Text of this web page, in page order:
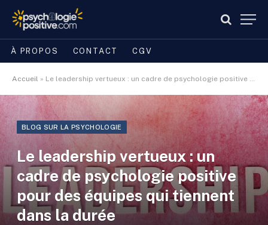
À PROPOS CONTACT CGV
Accueil » Le leadership vertueux : un cadre de psychologie positive pour des équipes qui tiennent dans la durée
BLOG SUR LA PSYCHOLOGIE
Le leadership vertueux : un
cadre de psychologie positive
pour des équipes qui tiennent
dans la durée